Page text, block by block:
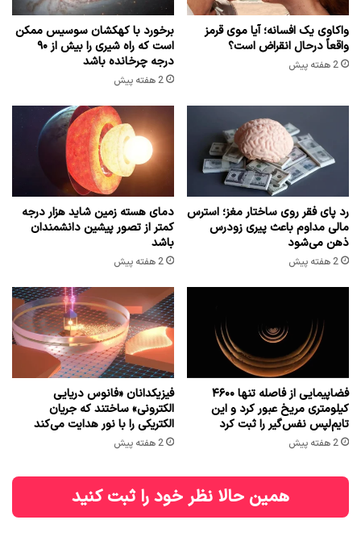
واکاوی یک افسانه؛ آیا موی قرمز
واقعاً درحال انقراض است؟
2 هفته پیش
برخورد با کهکشان سوسیس ممکن
است که راه شیری را بیش از ۹۰
درجه چرخانده باشد
2 هفته پیش
رد پای فقر روی ساختار مغز؛ استرس
مالی مداوم باعث پیری زودرس
ذهن می‌شود
2 هفته پیش
دمای هسته زمین شاید هزار درجه
کمتر از تصور پیشین دانشمندان
باشد
2 هفته پیش
فضاپیمایی از فاصله تنها ۴۶۰۰
کیلومتری مریخ عبور کرد و این
تایم‌لپس نفس‌گیر را ثبت کرد
2 هفته پیش
فیزیکدانان «فانوس دریایی
الکترونی» ساختند که جریان
الکتریکی را با نور هدایت می‌کند
2 هفته پیش
همین حالا نظر خود را ثبت کنید